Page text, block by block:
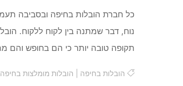
כל חברת הובלות בחיפה ובסביבה
נוח, דבר שמתנה בין לקוח ללקוח.
תקופה טובה יותר כי הם בחופש והם
הובלות בחיפה הובלות מומלצות בחיפה